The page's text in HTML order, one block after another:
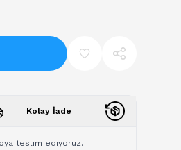
Kolay İade
teslim ediyoruz.